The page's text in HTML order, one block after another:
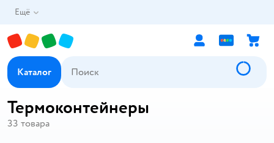
Ещё
Каталог
Термоконтейнеры
33 товара